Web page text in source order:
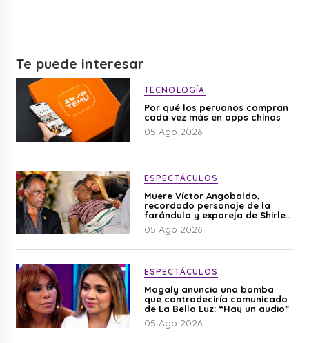
Te puede interesar
TECNOLOGÍA
Por qué los peruanos compran
cada vez más en apps chinas
05 Ago 2026
ESPECTÁCULOS
Muere Víctor Angobaldo,
recordado personaje de la
farándula y expareja de Shirley
Cherres
05 Ago 2026
ESPECTÁCULOS
Magaly anuncia una bomba
que contradeciría comunicado
de La Bella Luz: “Hay un audio”
05 Ago 2026